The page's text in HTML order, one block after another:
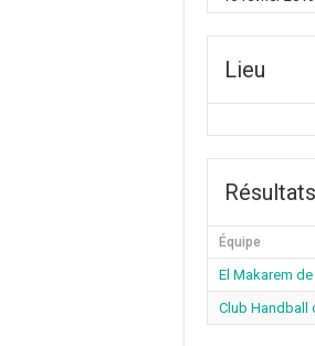
Lieu
Résultats
Équipe
El Makarem
Club Handball